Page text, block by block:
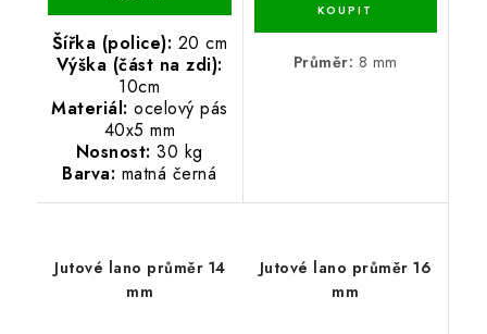
Šířka (police): 20 cm
Výška (část na zdi):
10cm
Materiál: ocelový pás
40x5 mm
Nosnost:30 kg
Barva: matná černá
Průměr: 8 mm
Jutové lano průměr 14
mm
Jutové lano průměr 16
mm